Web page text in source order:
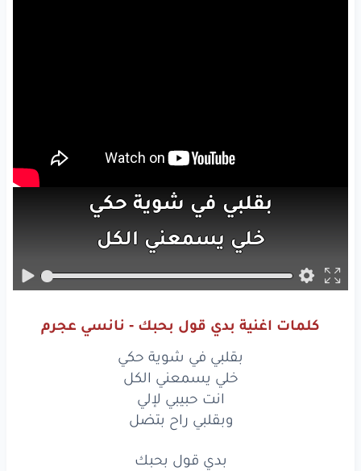
بقلبي في شوية حكي
خلي يسمعني الكل
انتحبيبيلإلي
بقلبيفي شوية
حكي
خلييسمعنيالكل
انتحبيبيلإلي
وبقلبي راح
بتضل
كلمات اغنية بدي قول بحبك - نانسي عجرم
بقلبي في شوية حكي
خلي يسمعني الكل
انت حبيبي لإلي
وبقلبي راح بتضل
بدي قول بحبك